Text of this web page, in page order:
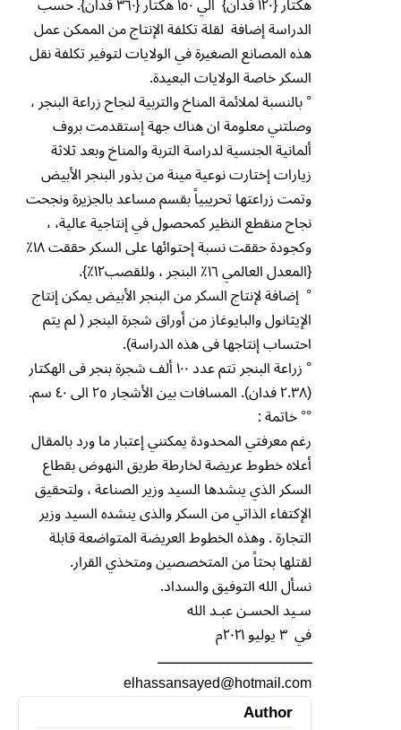
الدراسة إضافة لقلة تكلفة الإنتاج من الممكن عمل
هذه المصانع الصغيرة في الولايات لتوفير تكلفة نقل
السكر خاصة الولايات البعيدة.
° بالنسبة لملائمة المناخ والتربية لنجاح زراعة البنجر ،
وصلتني معلومة ان هناك جهة إستقدمت بروف
ألمانية الجنسية لدراسة التربة والمناخ وبعد ثلاثة
زيارات إختارت نوعية مينة من بذور البنجر الأبيض
وتمت زراعتها تحريبياً بقسم مساعد بالجزيرة ونجحت
نجاح منقطع النظير كمحصول في إنتاجية عالية، ،
وكجودة حققت نسبة إحتوائها على السكر حققت ١٨٪
{المعدل العالمي ١٦٪ البنجر ، وللقصب١٢٪}.
° إضافة لإنتاج السكر من البنجر الأبيض يمكن إنتاج
الإيثانول والبايوغاز من أوراق شجرة البنجر ( لم يتم
احتساب إنتاجها فى هذه الدراسة).
° زراعة البنجر تتم عدد ١٠٠ ألف شجرة بنجر فى الهكتار
(٢.٣٨ فدان). المسافات بين الأشجار ٢٥ الى ٤٠ سم.
°° خاتمة :
رغم معرفتي المحدودة يمكنني إعتبار ما ورد بالمقال
أعلاه خطوط عريضة لخارطة طريق النهوض بقطاع
السكر الذي ينشدها السيد وزير الصناعة ، ولتحقيق
الإكتفاء الذاتي من السكر والذى ينشده السيد وزير
التجارة . وهذه الخطوط العريضة المتواضعة قابلة
لقتلها بحثاً من المتخصصين ومتخذي القرار.
نسأل الله التوفيق والسداد.
سـيد الحسـن عبـد الله
في ٣ يوليو ٢٠٢١م
ـــــــــــــــــــــــــــــــــــــــــــ
elhassansayed@hotmail.com
Author